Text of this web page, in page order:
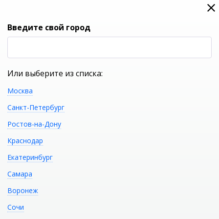
0
Декоративная
накладка для душевого канала
Введите свой город
Или выберите из списка:
Москва
Санкт-Петербург
Ростов-на-Дону
Краснодар
Екатеринбург
Самара
Воронеж
Сочи